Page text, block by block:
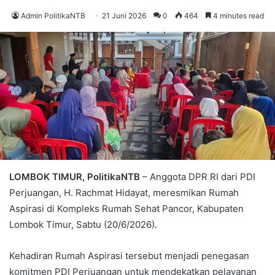
Admin PolitikaNTB 21 Juni 2026 0 464 4 minutes read
LOMBOK TIMUR, PolitikaNTB – Anggota DPR RI dari PDI
Perjuangan, H. Rachmat Hidayat, meresmikan Rumah
Aspirasi di Kompleks Rumah Sehat Pancor, Kabupaten
Lombok Timur, Sabtu (20/6/2026).
Kehadiran Rumah Aspirasi tersebut menjadi penegasan
komitmen PDI Perjuangan untuk mendekatkan pelayanan